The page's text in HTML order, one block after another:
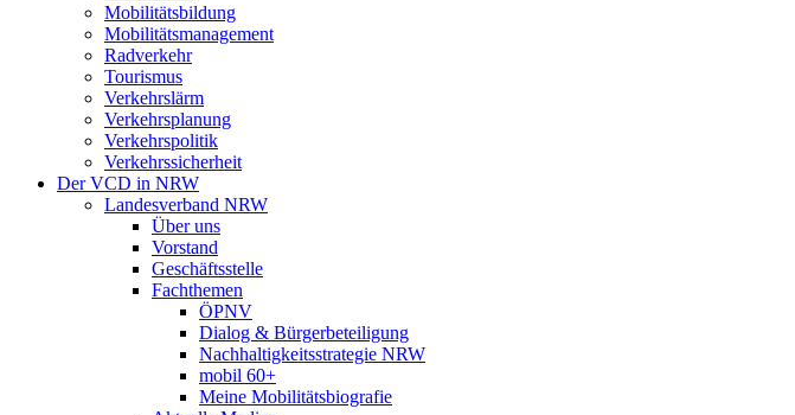
Mobilitätsbildung
Mobilitätsmanagement
Radverkehr
Tourismus
Verkehrslärm
Verkehrsplanung
Verkehrspolitik
Verkehrssicherheit
Der VCD in NRW
Landesverband NRW
Über uns
Vorstand
Geschäftsstelle
Fachthemen
ÖPNV
Dialog & Bürgerbeteiligung
Nachhaltigkeitsstrategie NRW
mobil 60+
Meine Mobilitätsbiografie